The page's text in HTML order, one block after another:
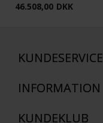
46.508,00 DKK
KUNDESERVICE
INFORMATION
KUNDEKLUB